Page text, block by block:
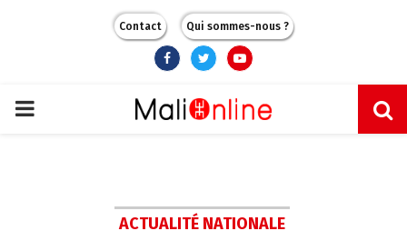
Contact Qui sommes-nous ?
FacebookTwitterYoutube
PRIMARY
ACTUALITÉ NATIONALE